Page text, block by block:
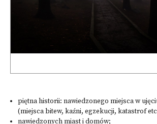
piętna historii: nawiedzonego miejsca w
(miejsca bitew, kaźni, egzekucji, katastrof
nawiedzonych miast i domów;